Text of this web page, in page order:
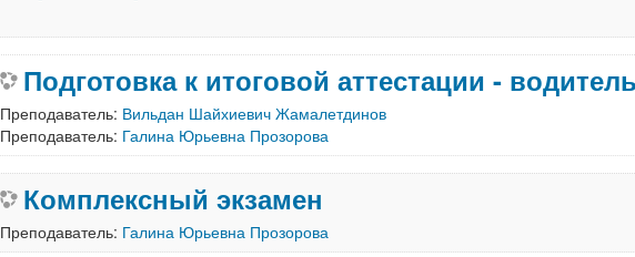
Подготовка к
Преподаватель:
Вильдан Шайхиевич Жамалетдинов
Преподаватель: Галина Юрьевна Прозорова
Комплексный экзамен
Преподаватель: Галина Юрьевна Прозорова